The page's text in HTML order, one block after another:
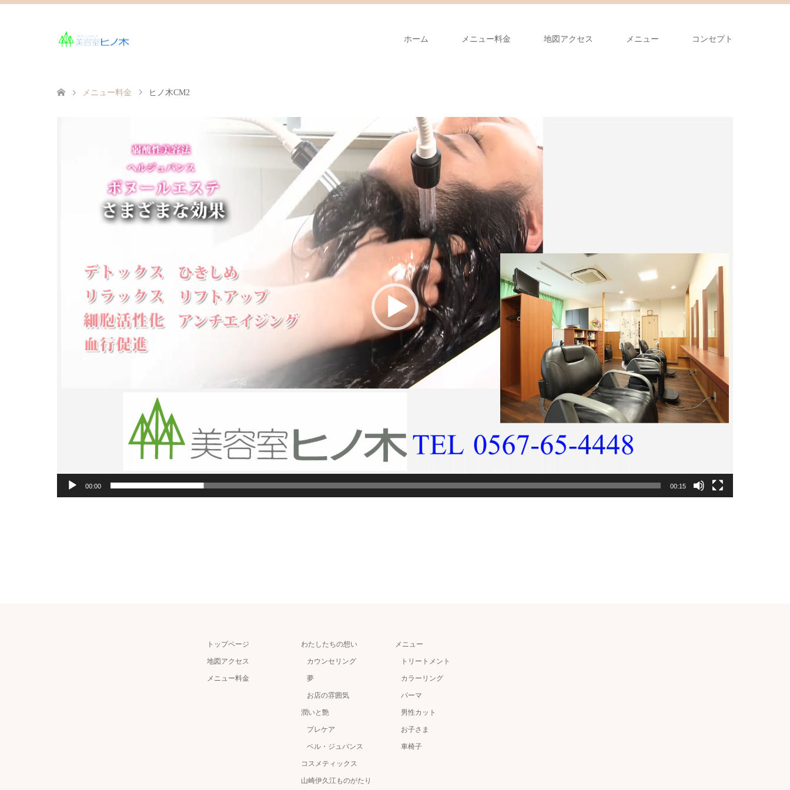
ホーム メニュー料金 地図アクセス メニュー コンセプト
メニュー料金 ヒノ木CM2
00:00 00:15
トップページ
地図アクセス
メニュー料金
わたしたちの想い
カウンセリング
夢
お店の雰囲気
潤いと艶
プレケア
ベル・ジュバンス
コスメティックス
山崎伊久江ものがたり
メニュー
トリートメント
カラーリング
パーマ
男性カット
お子さま
車椅子